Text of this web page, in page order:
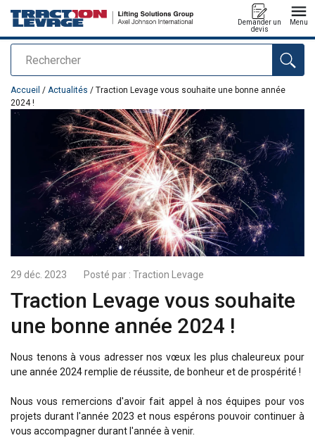
Rechercher
Demander un
devis
Menu
Ajouté au panier
Accueil / Actualités / Traction Levage vous souhaite une bonne année
2024 !
29 déc. 2023 Posté par : Traction Levage
Traction Levage vous souhaite
une bonne année 2024 !
Nous tenons à vous adresser nos vœux les plus chaleureux pour
une année 2024 remplie de réussite, de bonheur et de prospérité !
Nous vous remercions d'avoir fait appel à nos équipes pour vos
projets durant l'année 2023 et nous espérons pouvoir continuer à
vous accompagner durant l'année à venir.